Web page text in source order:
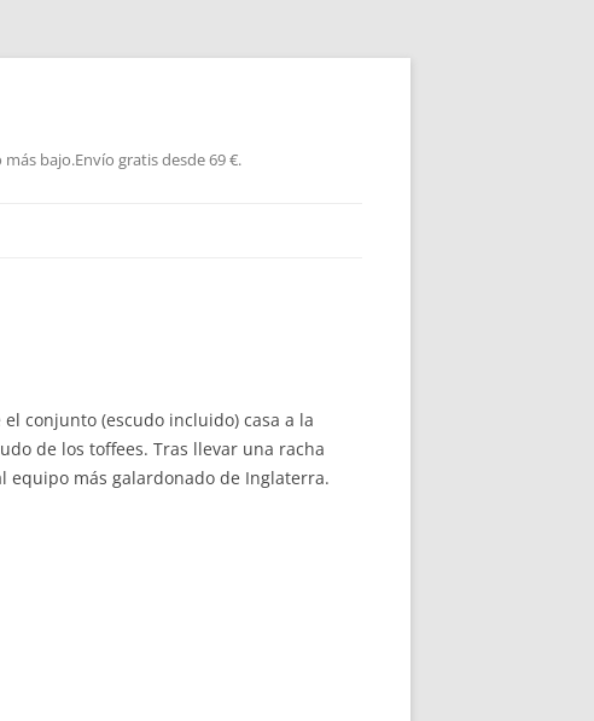
bajo.Envío gratis desde 69 €.
conjunto (escudo incluido) casa a la
de los toffees. Tras llevar una racha
equipo más galardonado de Inglaterra.